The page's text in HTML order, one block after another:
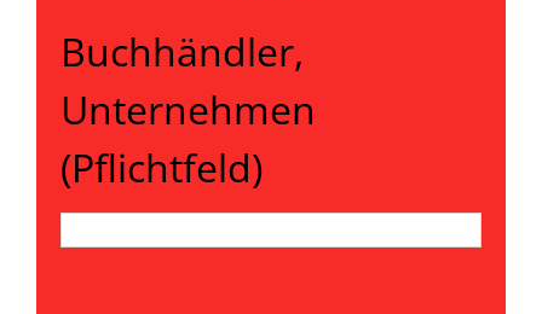
Buchhändler,
Unternehmen
(Pflichtfeld)